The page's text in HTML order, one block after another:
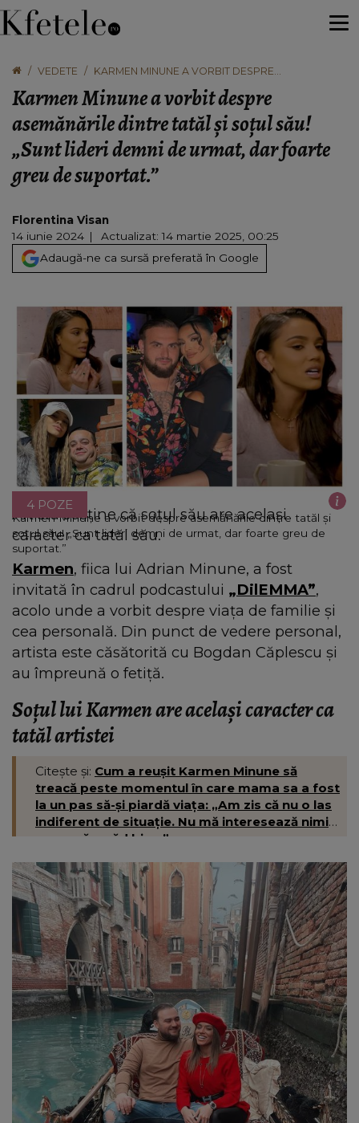
VEDETE
KARMEN MINUNE A VORBIT DESPRE
LIDERI DEMNI DE URMAT, DAR FOARTE GREU DE
SUPORTAT.”
Karmen Minune a vorbit despre
asemănările dintre tatăl și soțul său!
„Sunt lideri demni de urmat, dar foarte
greu de suportat.”
Florentina Visan
14 iunie 2024
Actualizat: 14 martie 2025, 00:25
Adaugă-ne ca sursă preferată în Google
Karmen Minune a vorbit despre asemănările dintre tatăl și
soțul său! „Sunt lideri demni de urmat, dar foarte greu de
suportat.”
4 POZE
Artista susține că soțul său are același
caracter ca tatăl său.
Karmen, fiica lui Adrian Minune, a fost
invitată în cadrul podcastului „DilEMMA”,
acolo unde a vorbit despre viața de familie și
cea personală. Din punct de vedere personal,
artista este căsătorită cu Bogdan Căplescu și
au împreună o fetiță.
Soțul lui Karmen are același caracter ca
tatăl artistei
Citește și: Cum a reușit Karmen Minune să
treacă peste momentul în care mama sa a fost
la un pas să-și piardă viața: „Am zis că nu o las
indiferent de situație. Nu mă interesează nimic,
vreau să o văd bine.”